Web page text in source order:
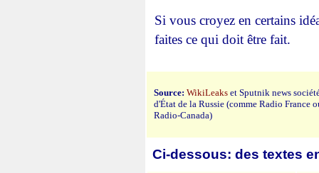
Si vous croyez en certains
faites ce qui doit être fait.
Source: WikiLeaks et Sputnik news
d'État de la Russie (comme Radio France
Radio-Canada)
Ci-dessous: des textes